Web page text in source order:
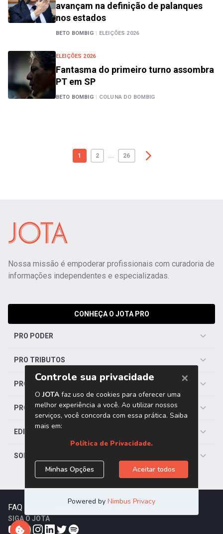
avançam na definição de palanques
nos estados
BETO BOMBIG | ELEIÇÕES 2026
ELEIÇÕES 2026
Fantasma do primeiro turno assombra
PT em SP
BETO BOMBIG | COLUNA DO BOMBIG
1 2 ... 26
Nossa missão é empoderar profissionais com curadoria de
informações independentes e especializadas.
CONHEÇA O JOTA PRO
PRO PODER
PRO TRIBUTOS
PRO TRABALHISTA
PRO SAÚDE
EDITORIAS
SOBRE O JOTA
FAQ Trabalhe Conosco
SIGA O JOTA